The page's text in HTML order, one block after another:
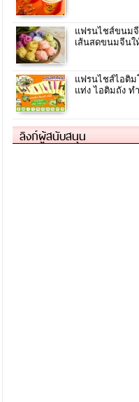
แฟรนไชส์ขนม
เส้นสดขนมจีนใ
แฟรนไชส์ไอติ
แท่ง ไอติมถัง ท
ลิงก์ผู้สนับสนุน